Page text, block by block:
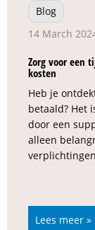
Blog
14 March
Zorg voor een
kosten
Heb je
betaald? Het
door een
alleen
Lees meer »